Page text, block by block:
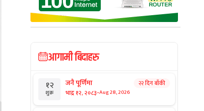
आगामी बिदाहरु
१२
शुक्र
जनै पूर्णिमा
भाद्र १२, २०८३-Aug 28, 2026
२२ दिन बाँकी